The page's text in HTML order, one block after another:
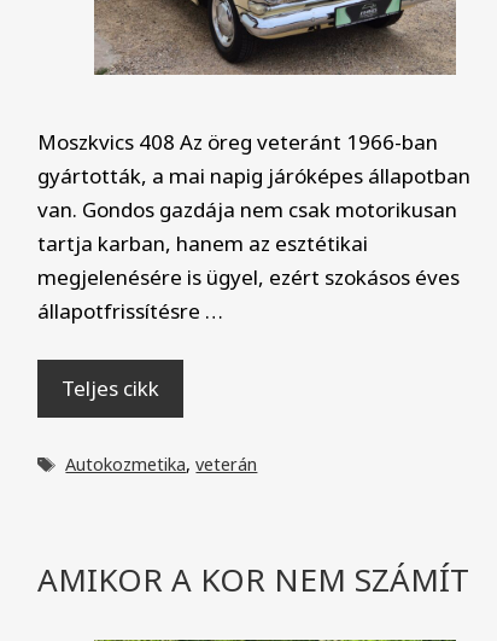
Moszkvics 408 Az öreg veteránt 1966-ban
gyártották, a mai napig járóképes állapotban
van. Gondos gazdája nem csak motorikusan
tartja karban, hanem az esztétikai
megjelenésére is ügyel, ezért szokásos éves
állapotfrissítésre …
Teljes cikk
Címkék
Autokozmetika,veterán
AMIKOR A KOR NEM SZÁMÍT